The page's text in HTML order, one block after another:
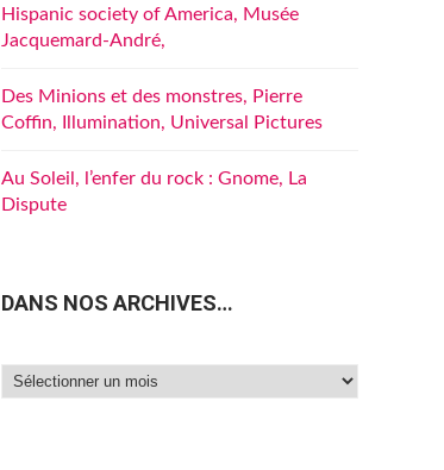
Hispanic society of America, Musée
Jacquemard-André,
Des Minions et des monstres, Pierre
Coffin, Illumination, Universal Pictures
Au Soleil, l’enfer du rock : Gnome, La
Dispute
DANS NOS ARCHIVES…
Dans